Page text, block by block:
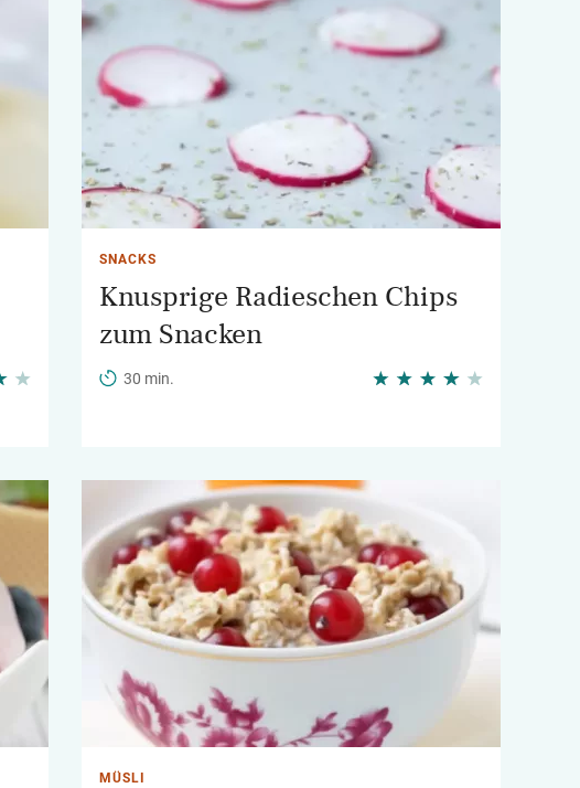
SNACKS
Knusprige Radieschen Chips
zum Snacken
30 min.
MÜSLI